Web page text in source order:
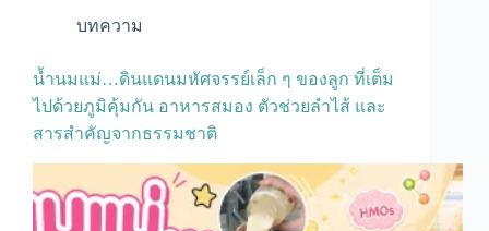
บทความ
น้ำนมแม่…ดินแดนมหัศจรรย์เล็ก ๆ ของลูก ที่เต็ม
ไปด้วยภูมิคุ้มกัน อาหารสมอง ตัวช่วยลำไส้ และ
สารสำคัญจากธรรมชาติ